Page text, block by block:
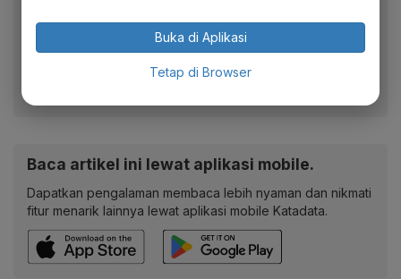
Dapatkan akses cepat ke berita terkini dan data
berharga dari WhatsApp Channel Katadata.co.id
Ikuti kami
Baca artikel ini lewat aplikasi mobile.
Dapatkan pengalaman membaca lebih nyaman dan nikmati
fitur menarik lainnya lewat aplikasi mobile Katadata.
Buka di Aplikasi
Tetap di Browser